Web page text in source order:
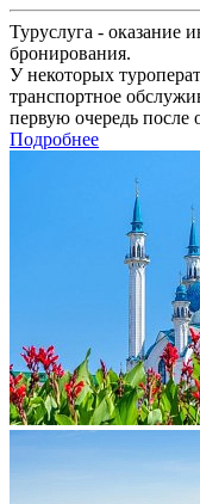
Туруслуга - оказание
бронирования.
У некоторых
транспортное
первую очередь после
Подробнее